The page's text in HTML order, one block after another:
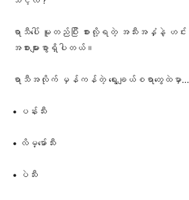
ရာသီပေါ် မူတည်ပြီး စားလို့ရတဲ့ အသီးအနှံနဲ့ ဟင်း
အစားများစွာရှိပါတယ်။
ရာသီအလိုက် မှန်ကန်တဲ့ ရွေးချယ်စရာတွေထဲမှာ…
• ပန်းသီး
• လိမ္မော်သီး
• ပဲသီး